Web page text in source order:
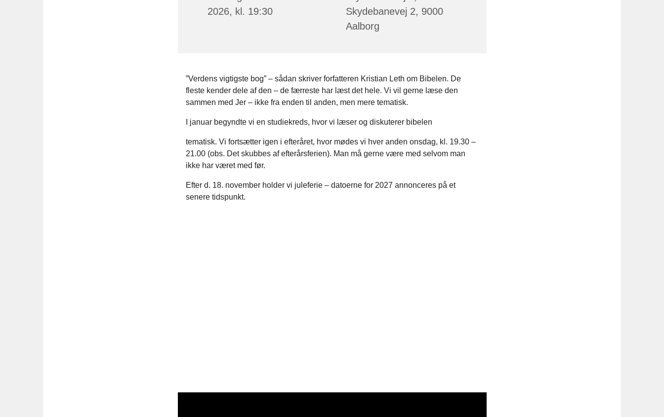
2026, kl. 19:30
Skydebanevej 2, 9000
Aalborg
”Verdens vigtigste bog” – sådan skriver forfatteren Kristian Leth om Bibelen. De
fleste kender dele af den – de færreste har læst det hele. Vi vil gerne læse den
sammen med Jer – ikke fra enden til anden, men mere tematisk.
I januar begyndte vi en studiekreds, hvor vi læser og diskuterer bibelen
tematisk. Vi fortsætter igen i efteråret, hvor mødes vi hver anden onsdag, kl. 19.30 –
21.00 (obs. Det skubbes af efterårsferien). Man må gerne være med selvom man
ikke har været med før.
Efter d. 18. november holder vi juleferie – datoerne for 2027 annonceres på et
senere tidspunkt.